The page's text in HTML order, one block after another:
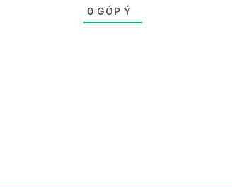
0 GÓP Ý